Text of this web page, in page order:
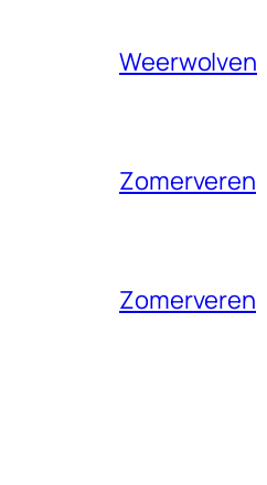
Weerwolven
Zomerveren
Zomerveren